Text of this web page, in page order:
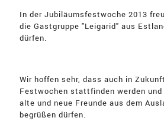
In der Jubiläumsfestwoche 2013
die Gastgruppe "Leigarid" aus
dürfen.
Wir hoffen sehr, dass auch in
Festwochen stattfinden werden
alte und neue Freunde aus dem
begrüßen dürfen.